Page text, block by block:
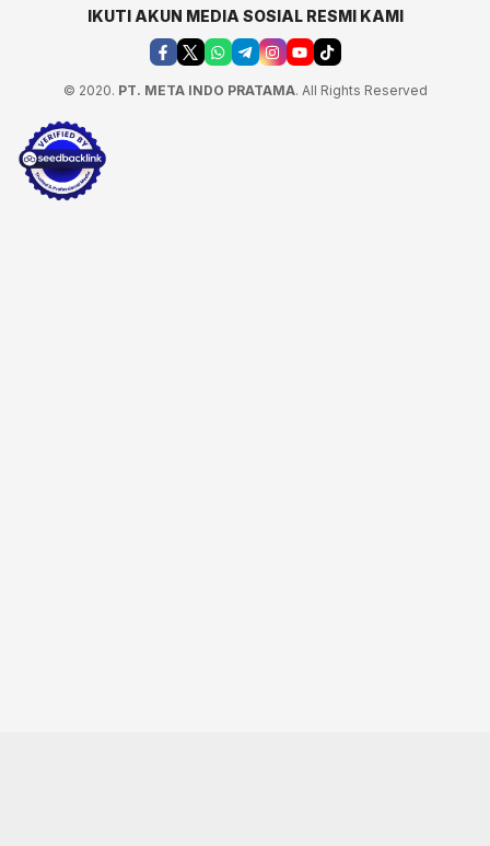
IKUTI AKUN MEDIA SOSIAL RESMI KAMI
© 2020. PT. META INDO PRATAMA. All Rights Reserved